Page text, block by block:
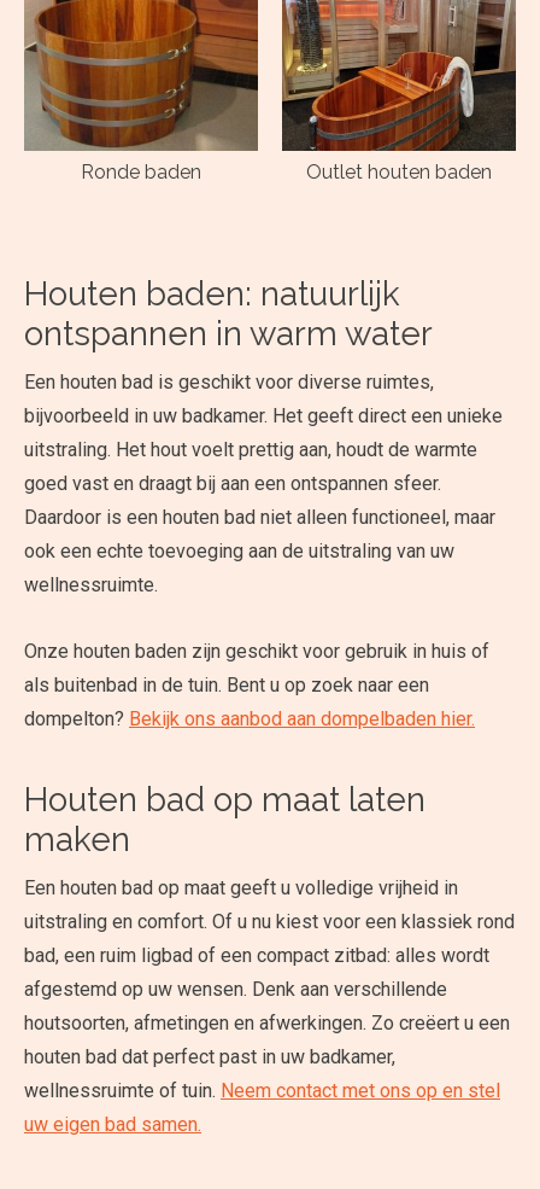
Ronde baden Outlet houten baden
Houten baden: natuurlijk
ontspannen in warm water
Een houten bad is geschikt voor diverse ruimtes,
bijvoorbeeld in uw badkamer. Het geeft direct een unieke
uitstraling. Het hout voelt prettig aan, houdt de warmte
goed vast en draagt bij aan een ontspannen sfeer.
Daardoor is een houten bad niet alleen functioneel, maar
ook een echte toevoeging aan de uitstraling van uw
wellnessruimte.
Onze houten baden zijn geschikt voor gebruik in huis of
als buitenbad in de tuin. Bent u op zoek naar een
dompelton? Bekijk ons aanbod aan dompelbaden hier.
Houten bad op maat laten
maken
Een houten bad op maat geeft u volledige vrijheid in
uitstraling en comfort. Of u nu kiest voor een klassiek rond
bad, een ruim ligbad of een compact zitbad: alles wordt
afgestemd op uw wensen. Denk aan verschillende
houtsoorten, afmetingen en afwerkingen. Zo creëert u een
houten bad dat perfect past in uw badkamer,
wellnessruimte of tuin. Neem contact met ons op en stel
uw eigen bad samen.